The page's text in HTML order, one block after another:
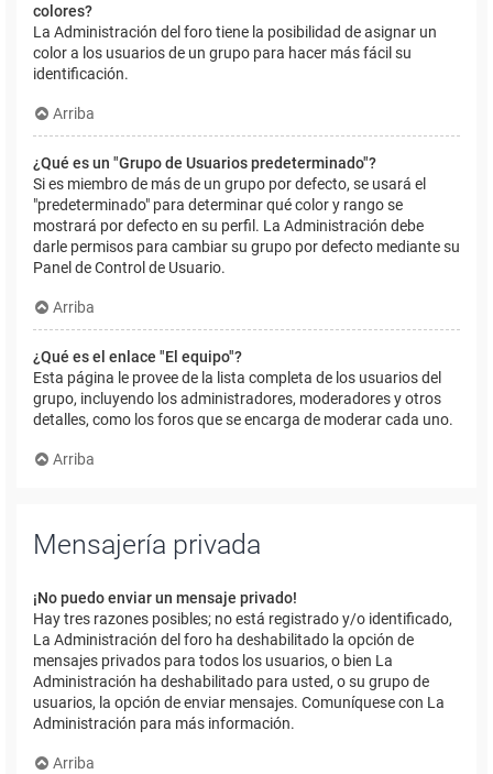
colores?
La Administración del foro tiene la posibilidad de asignar un
color a los usuarios de un grupo para hacer más fácil su
identificación.
Arriba
¿Qué es un "Grupo de Usuarios predeterminado"?
Si es miembro de más de un grupo por defecto, se usará el
"predeterminado" para determinar qué color y rango se
mostrará por defecto en su perfil. La Administración debe
darle permisos para cambiar su grupo por defecto mediante su
Panel de Control de Usuario.
Arriba
¿Qué es el enlace "El equipo"?
Esta página le provee de la lista completa de los usuarios del
grupo, incluyendo los administradores, moderadores y otros
detalles, como los foros que se encarga de moderar cada uno.
Arriba
Mensajería privada
¡No puedo enviar un mensaje privado!
Hay tres razones posibles; no está registrado y/o identificado,
La Administración del foro ha deshabilitado la opción de
mensajes privados para todos los usuarios, o bien La
Administración ha deshabilitado para usted, o su grupo de
usuarios, la opción de enviar mensajes. Comuníquese con La
Administración para más información.
Arriba